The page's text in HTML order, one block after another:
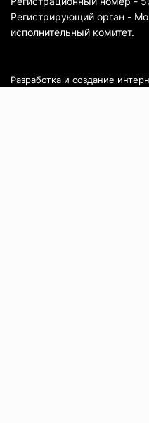
Регистрирующий орган -
исполнительный комитет.
Разработка и создание